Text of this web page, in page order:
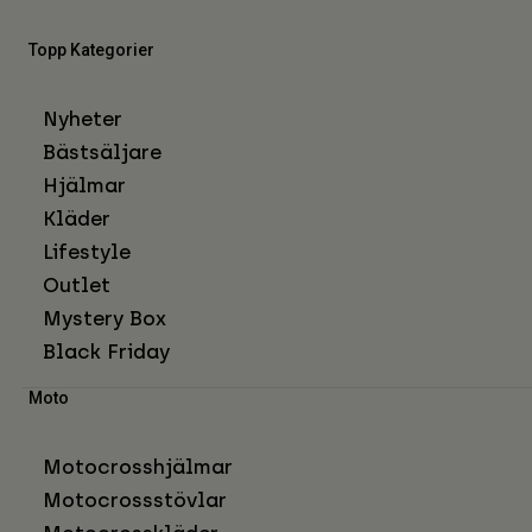
Topp Kategorier
Nyheter
Bästsäljare
Hjälmar
Kläder
Lifestyle
Outlet
Mystery Box
Black Friday
Moto
Motocrosshjälmar
Motocrossstövlar